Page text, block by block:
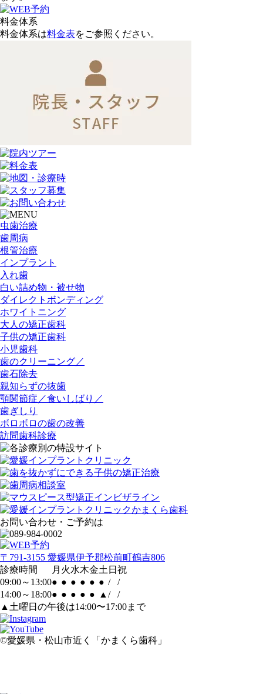
料金体系
料金体系は料金表をご参照ください。
虫歯治療
歯周病
根管治療
インプラント
入れ歯
白い詰め物・被せ物
ダイレクトボンディング
ホワイトニング
大人の矯正歯科
子供の矯正歯科
小児歯科
歯のクリーニング／
歯石除去
親知らずの抜歯
顎関節症／食いしばり／
歯ぎしり
ボロボロの歯の改善
訪問歯科診療
お問い合わせ・ご予約は
〒791-3155 愛媛県伊予郡松前町鶴吉806
診療時間
月 火水木金土 日 祝
09:00～13:00● ● ● ● ● ● /
/
14:00～18:00● ● ● ● ● ▲ /
/
▲土曜日の午後は14:00〜17:00まで
©愛媛県・松山市近く「かまくら歯科」